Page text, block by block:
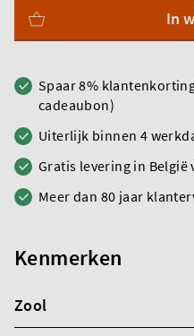
In
Spaar 8%
cadeaubon)
Uiterlijk binnen 4
Gratis levering in België
Meer dan 80 jaar
Kenmerken
Zool